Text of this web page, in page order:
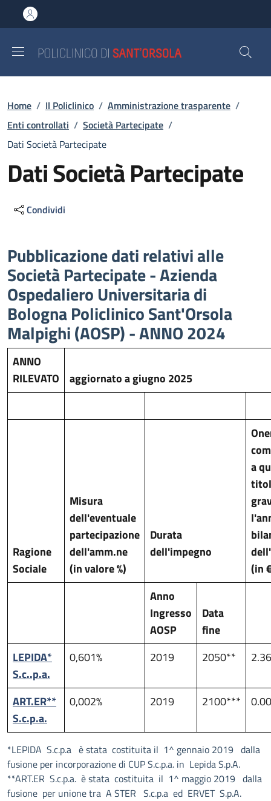
al contenuto principale
to footer content
Briciole di pane
Home / Il Policlinico / Amministrazione trasparente /
Enti controllati / Società Partecipate /
Dati Società Partecipate
Dati Società Partecipate
Condividi
Descrizione
Pubblicazione dati relativi alle
Società Partecipate - Azienda
Ospedaliero Universitaria di
Bologna Policlinico Sant'Orsola
Malpighi (AOSP) - ANNO 2024
ANNO
RILEVATO
aggiornato a giugno 2025
Ragione
Sociale
Misura
dell'eventuale
partecipazione
dell'amm.ne
(in valore %)
Durata
dell'impegno
a
(in
Anno
Ingresso
AOSP
Data
fine
LEPIDA*
S.c..p.a.
0,601% 2019 2050**
ART.ER**
S.c.p.a.
0,002% 2019 2100*** 0.00
*LEPIDA S.c.p.a è stata costituita il 1^ gennaio 2019 dalla
fusione per incorporazione di CUP S.c.p.a. in Lepida S.p.A.
**ART.ER S.c.p.a. è stata costituita il 1^ maggio 2019 dalla
fusione per unione tra A STER S.c.p.a ed ERVET S.p.A.